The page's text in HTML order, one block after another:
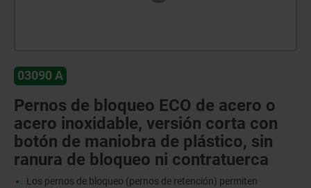
03090 A
Pernos de bloqueo ECO de acero o
acero inoxidable, versión corta con
botón de maniobra de plástico, sin
ranura de bloqueo ni contratuerca
Los pernos de bloqueo (pernos de retención) permiten